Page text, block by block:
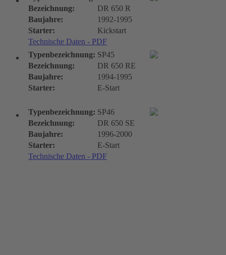
Bezeichnung:
DR 650 R
Baujahre:
1992-1995
Starter:
Kickstart
Technische Daten - PDF
Typenbezeichnung: SP45
Bezeichnung:
DR 650 RE
Baujahre:
1994-1995
Starter:
E-Start
Typenbezeichnung: SP46
Bezeichnung:
DR 650 SE
Baujahre:
1996-2000
Starter:
E-Start
Technische Daten - PDF